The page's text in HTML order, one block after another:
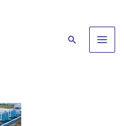
Search